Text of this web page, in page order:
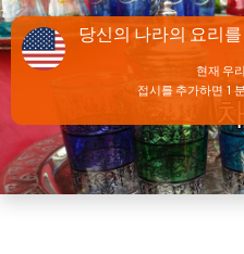
차
당신의 나라의 요리
현재 우
접시를 추가하면 1